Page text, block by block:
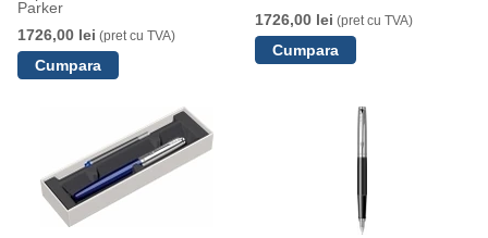
Parker
1726,00 lei (pret cu TVA)
1726,00 lei (pret cu TVA)